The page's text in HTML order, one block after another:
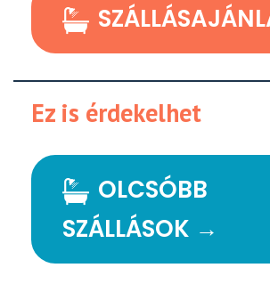
Ez is érdekelhet
OLCSÓBB
SZÁLLÁSOK →